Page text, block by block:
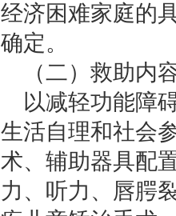
经济困难家庭的
确定。
（二）救助内
以减轻功能障
生活自理和社会
术、辅助器具配
力、听力、唇腭